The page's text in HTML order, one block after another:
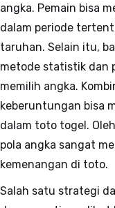
angka. Pemain bisa
dalam periode
taruhan. Selain itu,
metode statistik dan
memilih angka.
keberuntungan bisa
dalam toto togel.
pola angka sangat
kemenangan di toto.
Salah satu strategi